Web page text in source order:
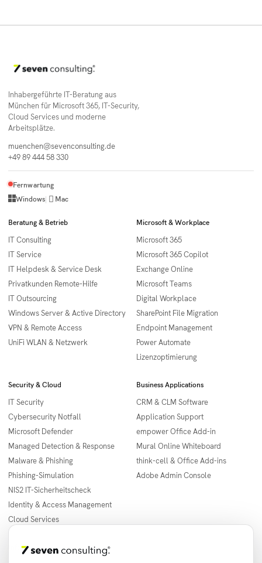
Inhabergeführte IT-Beratung aus
München für Microsoft 365, IT-Security,
Cloud Services und moderne
Arbeitsplätze.
muenchen@sevenconsulting.de
+49 89 444 58 330
Fernwartung
Windows|  Mac
Beratung & Betrieb
IT Consulting
IT Service
IT Helpdesk & Service Desk
Privatkunden Remote-Hilfe
IT Outsourcing
Windows Server & Active Directory
VPN & Remote Access
UniFi WLAN & Netzwerk
Microsoft & Workplace
Microsoft 365
Microsoft 365 Copilot
Exchange Online
Microsoft Teams
Digital Workplace
SharePoint File Migration
Endpoint Management
Power Automate
Lizenzoptimierung
Security & Cloud
IT Security
Cybersecurity Notfall
Microsoft Defender
Managed Detection & Response
Malware & Phishing
Phishing-Simulation
NIS2 IT-Sicherheitscheck
Identity & Access Management
Cloud Services
Business Applications
CRM & CLM Software
Application Support
empower Office Add-in
Mural Online Whiteboard
think-cell & Office Add-ins
Adobe Admin Console
Informationen